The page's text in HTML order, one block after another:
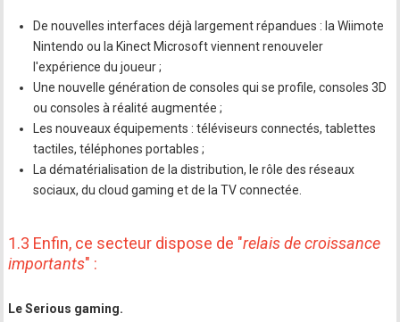
De nouvelles interfaces déjà largement répandues : la Wiimote
Nintendo ou la Kinect Microsoft viennent renouveler
l'expérience du joueur ;
Une nouvelle génération de consoles qui se profile, consoles 3D
ou consoles à réalité augmentée ;
Les nouveaux équipements : téléviseurs connectés, tablettes
tactiles, téléphones portables ;
La dématérialisation de la distribution, le rôle des réseaux
sociaux, du cloud gaming et de la TV connectée.
1.3 Enfin, ce secteur dispose de "relais de croissance
importants" :
Le Serious gaming.